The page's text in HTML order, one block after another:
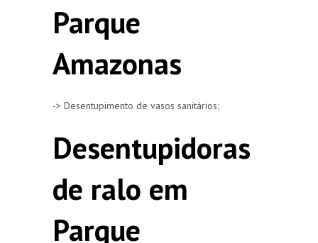
Parque
Amazonas
-> Desentupimento de vasos sanitários;
Desentupidoras
de ralo em
Parque